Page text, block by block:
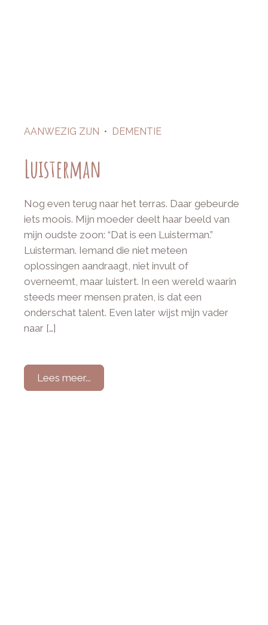
AANWEZIG ZIJN • DEMENTIE
Luisterman
Nog even terug naar het terras. Daar gebeurde
iets moois. Mijn moeder deelt haar beeld van
mijn oudste zoon: “Dat is een Luisterman.”
Luisterman. Iemand die niet meteen
oplossingen aandraagt, niet invult of
overneemt, maar luistert. In een wereld waarin
steeds meer mensen praten, is dat een
onderschat talent. Even later wijst mijn vader
naar […]
Lees meer...